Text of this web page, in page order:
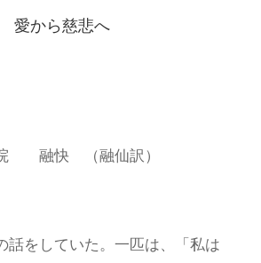
愛から慈悲へ
融快 （融仙訳）
話をしていた。一匹は、「私は